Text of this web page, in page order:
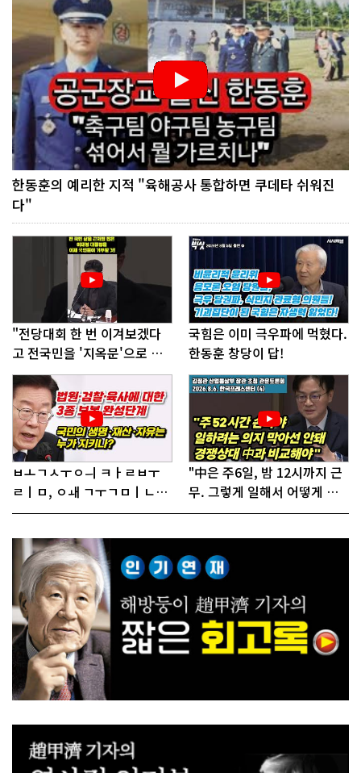
한동훈의 예리한 지적 "육해공사 통합하면 쿠데타 쉬워진
다"
"전당대회 한 번 이겨보겠다
고 전국민을 '지옥문'으로 밀
어!"
국힘은 이미 극우파에 먹혔다.
한동훈 창당이 답!
ㅂㅗㄱㅅㅜㅇㅢ ㅋㅏㄹㅂㅜ
ㄹㅣㅁ, ㅇㅙ ㄱㅜㄱㅁㅣㄴㄷ
ㅡㄹㅇㅣ ㄷㅏㅇㅎㅐㅇㅑ ㅎ
"中은 주6일, 밤 12시까지 근
무. 그렇게 일해서 어떻게 경
쟁하냐 반문하더라"